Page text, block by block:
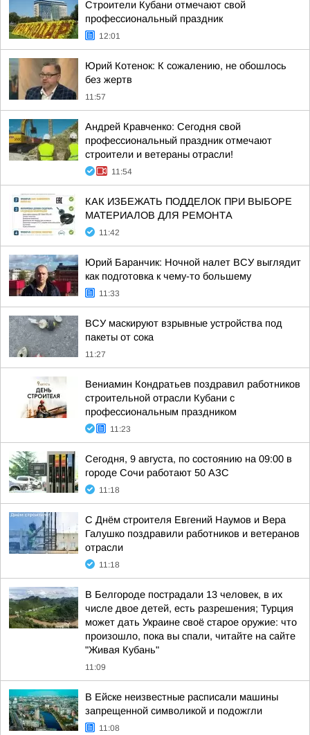
Строители Кубани отмечают свой
профессиональный праздник
12:01
Юрий Котенок: К сожалению, не обошлось
без жертв
11:57
Андрей Кравченко: Сегодня свой
профессиональный праздник отмечают
строители и ветераны отрасли!
11:54
КАК ИЗБЕЖАТЬ ПОДДЕЛОК ПРИ ВЫБОРЕ
МАТЕРИАЛОВ ДЛЯ РЕМОНТА
11:42
Юрий Баранчик: Ночной налет ВСУ выглядит
как подготовка к чему-то большему
11:33
ВСУ маскируют взрывные устройства под
пакеты от сока
11:27
Вениамин Кондратьев поздравил работников
строительной отрасли Кубани с
профессиональным праздником
11:23
Сегодня, 9 августа, по состоянию на 09:00 в
городе Сочи работают 50 АЗС
11:18
С Днём строителя Евгений Наумов и Вера
Галушко поздравили работников и ветеранов
отрасли
11:18
В Белгороде пострадали 13 человек, в их
числе двое детей, есть разрешения; Турция
может дать Украине своё старое оружие: что
произошло, пока вы спали, читайте на сайте
"Живая Кубань"
11:09
В Ейске неизвестные расписали машины
запрещенной символикой и подожгли
11:08